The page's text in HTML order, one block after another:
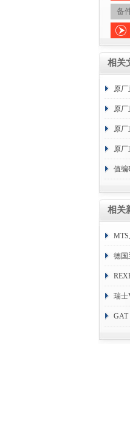
备
相关
原厂
原厂
原厂
004
原厂
值编
相关
德国
系列
目表
瑞士
GAT